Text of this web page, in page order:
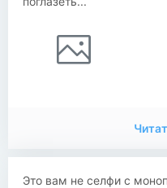
Это вам не селфи с